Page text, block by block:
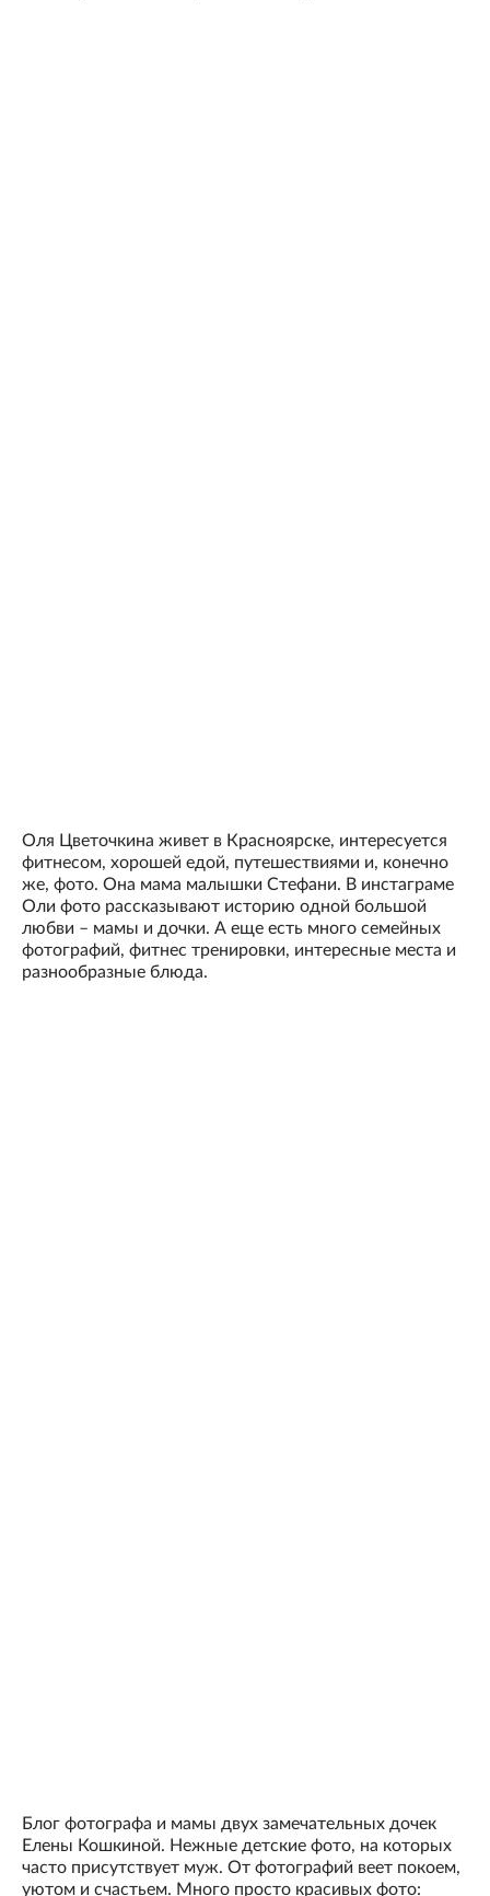
Оля Цветочкина живет в Красноярске, интересуется
фитнесом, хорошей едой, путешествиями и, конечно
же, фото. Она мама малышки Стефани. В инстаграме
Оли фото рассказывают историю одной большой
любви – мамы и дочки. А еще есть много семейных
фотографий, фитнес тренировки, интересные места и
разнообразные блюда.
Блог фотографа и мамы двух замечательных дочек
Елены Кошкиной. Нежные детские фото, на которых
часто присутствует муж. От фотографий веет покоем,
уютом и счастьем. Много просто красивых фото: